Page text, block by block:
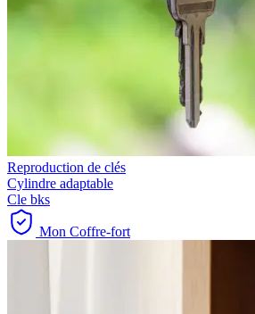
Reproduction de clés
Cylindre adaptable
Cle bks
Mon Coffre-fort